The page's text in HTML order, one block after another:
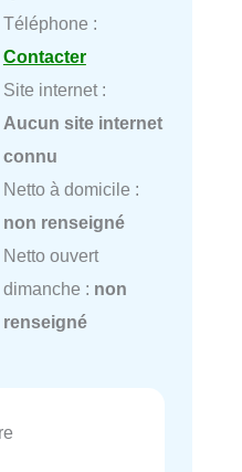
Téléphone :
Contacter
Site internet :
Aucun site internet
connu
Netto à domicile :
non renseigné
Netto ouvert
dimanche : non
renseigné